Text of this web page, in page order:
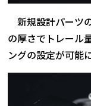
新規設計パーツ
の厚さでトレール
ングの設定が可能